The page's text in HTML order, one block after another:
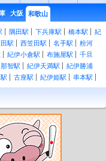
大阪 和歌山
隅田駅 下兵庫駅 橋本駅
紀
駅 西笠田駅 名手駅
粉河
紀伊小倉駅 布施屋駅
千旦
那智駅 紀伊天満駅
紀伊勝浦
古座駅 紀伊姫駅
串本駅
津駅 周参見駅 紀伊日置駅
椿
辺駅
駅 紀伊内原駅
紀伊由良駅
初島駅 下津駅
和歌山市駅 紀ノ川駅
駅 西ノ庄駅 二里ヶ浜駅
紀伊清水駅 学文路駅